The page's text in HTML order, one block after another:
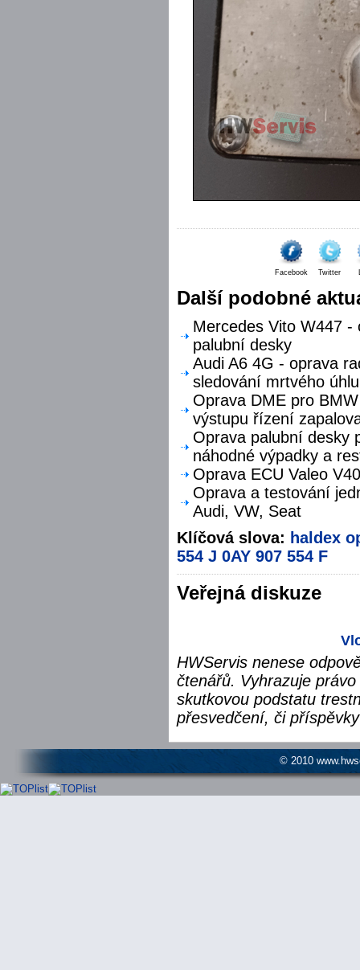
Facebook Twitter
Další podobné
Mercedes Vito W447
palubní desky
Audi A6 4G - oprava
sledování mrtvého úhlu
Oprava DME pro
výstupu řízení
Oprava palubní desky
náhodné výpadky a
Oprava ECU Valeo
Oprava a testování
Audi, VW, Seat
Klíčová slova: haldex
554 J 0AY 907 554 F
Veřejná diskuze
HWServis nenese
čtenářů. Vyhrazuje
skutkovou podstatu
přesvedčení, či
© 2010